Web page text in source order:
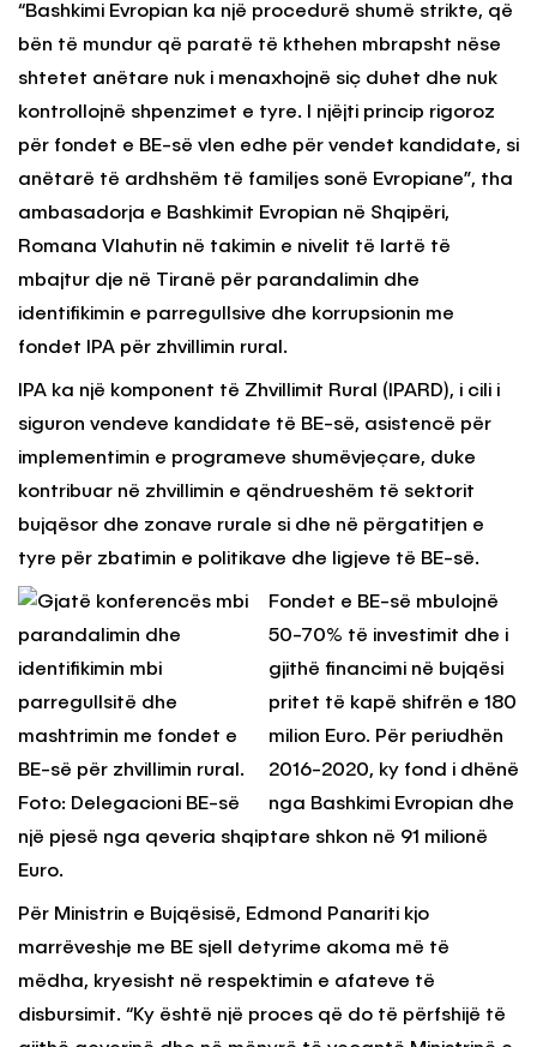
“Bashkimi Evropian ka një procedurë shumë strikte, që
bën të mundur që paratë të kthehen mbrapsht nëse
shtetet anëtare nuk i menaxhojnë siç duhet dhe nuk
kontrollojnë shpenzimet e tyre. I njëjti princip rigoroz
për fondet e BE-së vlen edhe për vendet kandidate, si
anëtarë të ardhshëm të familjes sonë Evropiane”, tha
ambasadorja e Bashkimit Evropian në Shqipëri,
Romana Vlahutin në takimin e nivelit të lartë të
mbajtur dje në Tiranë për parandalimin dhe
identifikimin e parregullsive dhe korrupsionin me
fondet IPA për zhvillimin rural.
IPA ka një komponent të Zhvillimit Rural (IPARD), i cili i
siguron vendeve kandidate të BE-së, asistencë për
implementimin e programeve shumëvjeçare, duke
kontribuar në zhvillimin e qëndrueshëm të sektorit
bujqësor dhe zonave rurale si dhe në përgatitjen e
tyre për zbatimin e politikave dhe ligjeve të BE-së.
Fondet e BE-së mbulojnë
50-70% të investimit dhe i
gjithë financimi në bujqësi
pritet të kapë shifrën e 180
milion Euro. Për periudhën
2016-2020, ky fond i dhënë
nga Bashkimi Evropian dhe
një pjesë nga qeveria shqiptare shkon në 91 milionë
Euro.
Për Ministrin e Bujqësisë, Edmond Panariti kjo
marrëveshje me BE sjell detyrime akoma më të
mëdha, kryesisht në respektimin e afateve të
disbursimit. “Ky është një proces që do të përfshijë të